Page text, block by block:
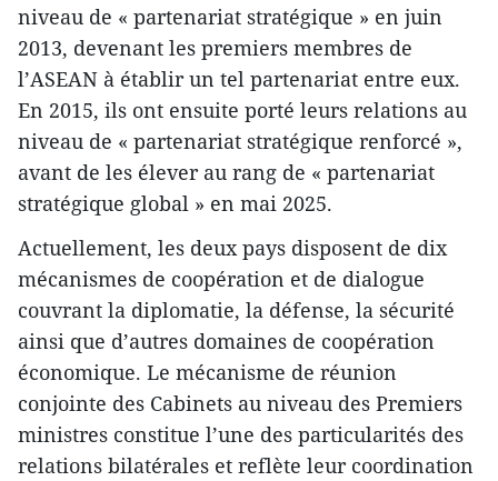
niveau de « partenariat stratégique » en juin
2013, devenant les premiers membres de
l’ASEAN à établir un tel partenariat entre eux.
En 2015, ils ont ensuite porté leurs relations au
niveau de « partenariat stratégique renforcé »,
avant de les élever au rang de « partenariat
stratégique global » en mai 2025.
Actuellement, les deux pays disposent de dix
mécanismes de coopération et de dialogue
couvrant la diplomatie, la défense, la sécurité
ainsi que d’autres domaines de coopération
économique. Le mécanisme de réunion
conjointe des Cabinets au niveau des Premiers
ministres constitue l’une des particularités des
relations bilatérales et reflète leur coordination